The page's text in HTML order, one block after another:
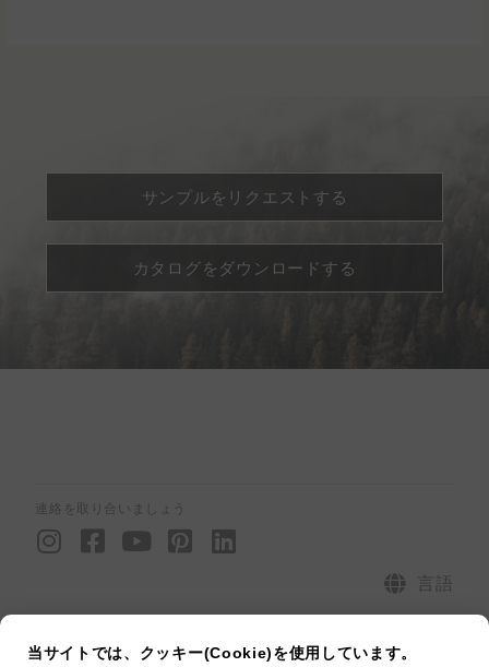
サンプルをリクエストする
カタログをダウンロードする
連絡を取り合いましょう
I
n
t
a
F
a
e
b
Y
o
t
u
P
i
t
e
L
i
k
言語
当サイトでは、クッキー(Cookie)を使用しています。